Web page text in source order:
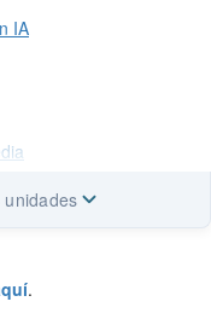
IA
unidades
.